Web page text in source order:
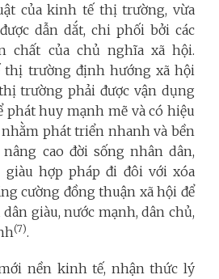
của kinh tế thị trường, vừa
dẫn dắt, chi phối bởi các
chất của chủ nghĩa xã hội.
trường định hướng xã hội
trường phải được vận dụng
phát huy mạnh mẽ và có hiệu
phát triển nhanh và bền
cao đời sống nhân dân,
hợp pháp đi đôi với xóa
cường đồng thuận xã hội để
giàu, nước mạnh, dân chủ,
(7).
nền kinh tế, nhận thức lý